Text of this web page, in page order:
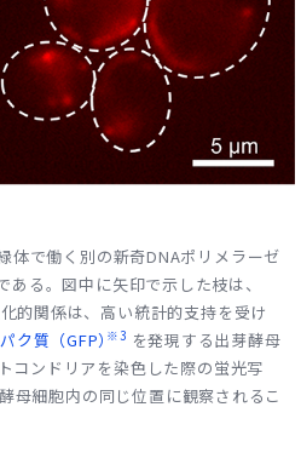
で働く別の新奇DNAポリメラーゼ
る。図中に矢印で示した枝は、
的関係は、高い統計的支持を受け
ク質（GFP）※3 を発現する出芽酵母
コンドリアを染色した際の蛍光写
母細胞内の同じ位置に観察されるこ